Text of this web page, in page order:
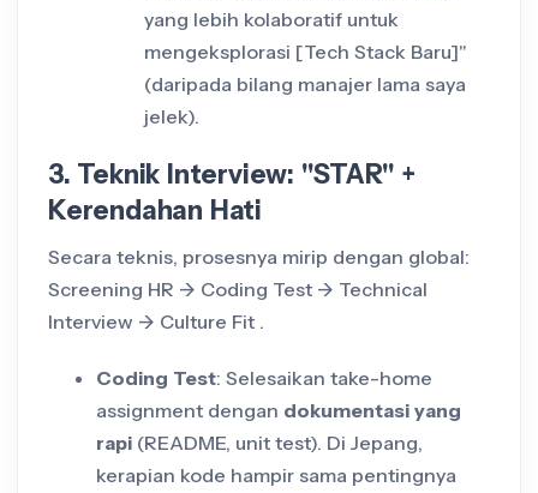
yang lebih kolaboratif untuk
mengeksplorasi [Tech Stack Baru]"
(daripada bilang manajer lama saya
jelek).
3. Teknik Interview: "STAR" +
Kerendahan Hati
Secara teknis, prosesnya mirip dengan global:
Screening HR -> Coding Test -> Technical
Interview -> Culture Fit .
Coding Test: Selesaikan take-home
assignment dengan dokumentasi yang
rapi (README, unit test). Di Jepang,
kerapian kode hampir sama pentingnya